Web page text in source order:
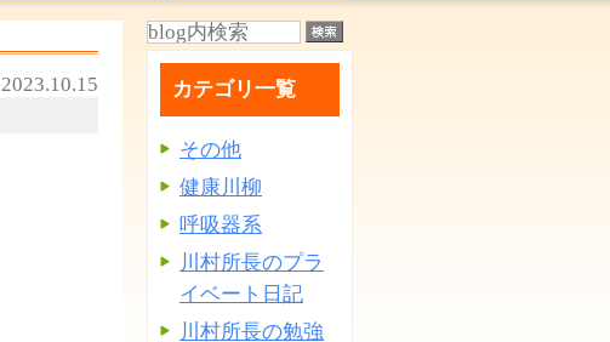
2023.10.15
カテゴリ一覧
その他
健康川柳
呼吸器系
川村所長のプラ
イベート日記
川村所長の勉強